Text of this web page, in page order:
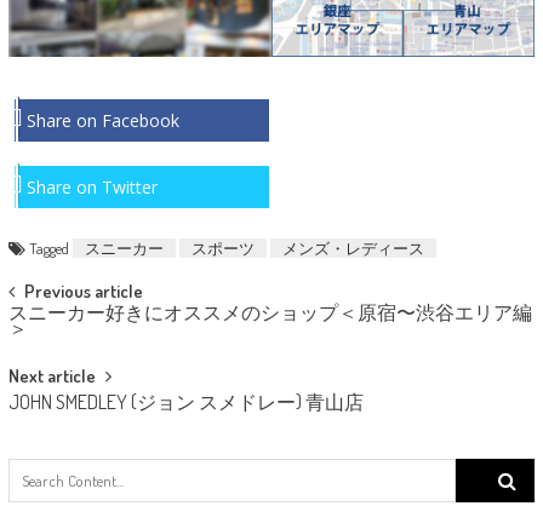
Share on Facebook
Share on Twitter
Tagged スニーカー スポーツ メンズ・レディース
Post
navigation
Previous article
スニーカー好きにオススメのショップ＜原宿〜渋谷エリア編
＞
Next article
JOHN SMEDLEY (ジョン スメドレー) 青山店
Search